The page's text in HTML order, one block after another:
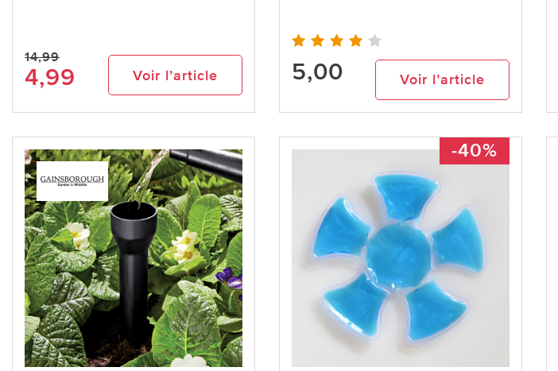
14,99
4,99 Voir l’article 5,00 Voir l’article
-40%